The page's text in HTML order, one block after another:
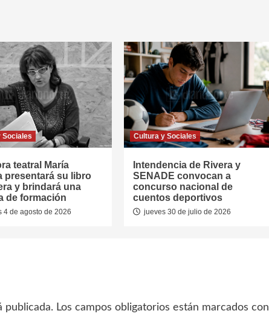
Sociales
teatral María
presentará su libro
y brindará una
de formación
4 de agosto de 2026
Cultura y Sociales
Intendencia de Rivera y
SENADE convocan a
concurso nacional de
cuentos deportivos
jueves 30 de julio de 2026
publicada. Los campos obligatorios están marcados con